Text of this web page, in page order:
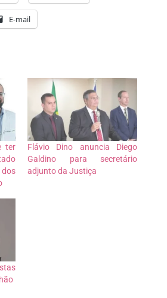
E-mail
ter
dos
Flávio Dino anuncia Diego
Galdino para secretário
adjunto da Justiça